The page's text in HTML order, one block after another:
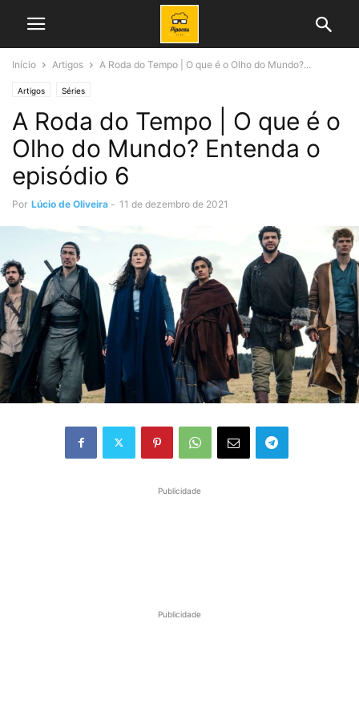
Início Artigos A Roda do Tempo | O que é o Olho do Mundo?...
Artigos Séries
A Roda do Tempo | O que é o
Olho do Mundo? Entenda o
episódio 6
Por Lúcio de Oliveira - 11 de dezembro de 2021
Publicidade
Publicidade